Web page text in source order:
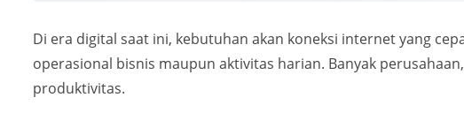
Di era digital saat ini, kebutuhan akan koneksi internet yang
operasional bisnis maupun aktivitas harian. Banyak
produktivitas.